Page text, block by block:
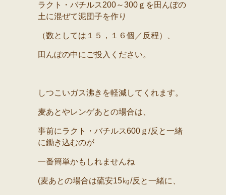
ラクト・バチルス200～300ｇを田んぼの
土に混ぜて泥団子を作り
（数としては１５，１６個／反程）、
田んぼの中にご投入ください。
しつこいガス沸きを軽減してくれます。
麦あとやレンゲあとの場合は、
事前にラクト・バチルス600ｇ/反と一緒
に鋤き込むのが
一番簡単かもしれませんね
(麦あとの場合は硫安15㎏/反と一緒に、